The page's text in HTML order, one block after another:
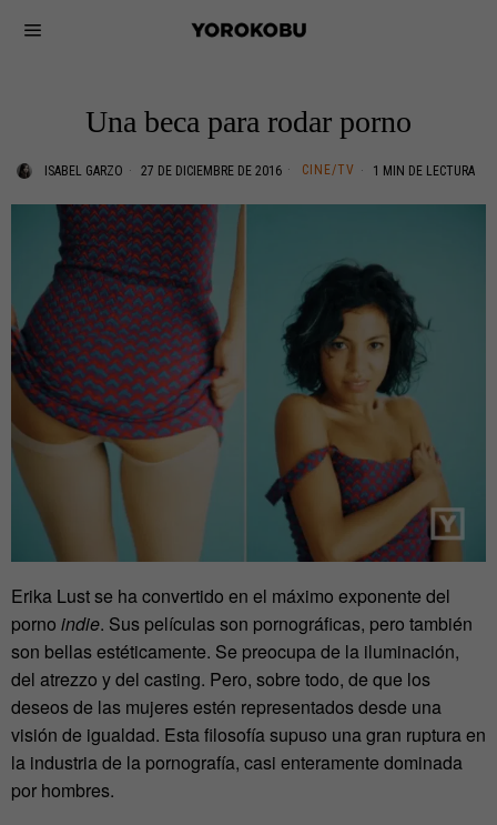
Una beca para rodar porno
ISABEL GARZO 27 DE DICIEMBRE DE 2016 CINE/TV 1 MIN DE LECTURA
Erika Lust se ha convertido en el máximo exponente del
porno indie. Sus películas son pornográficas, pero también
son bellas estéticamente. Se preocupa de la iluminación,
del atrezzo y del casting. Pero, sobre todo, de que los
deseos de las mujeres estén representados desde una
visión de igualdad. Esta filosofía supuso una gran ruptura en
la industria de la pornografía, casi enteramente dominada
por hombres.